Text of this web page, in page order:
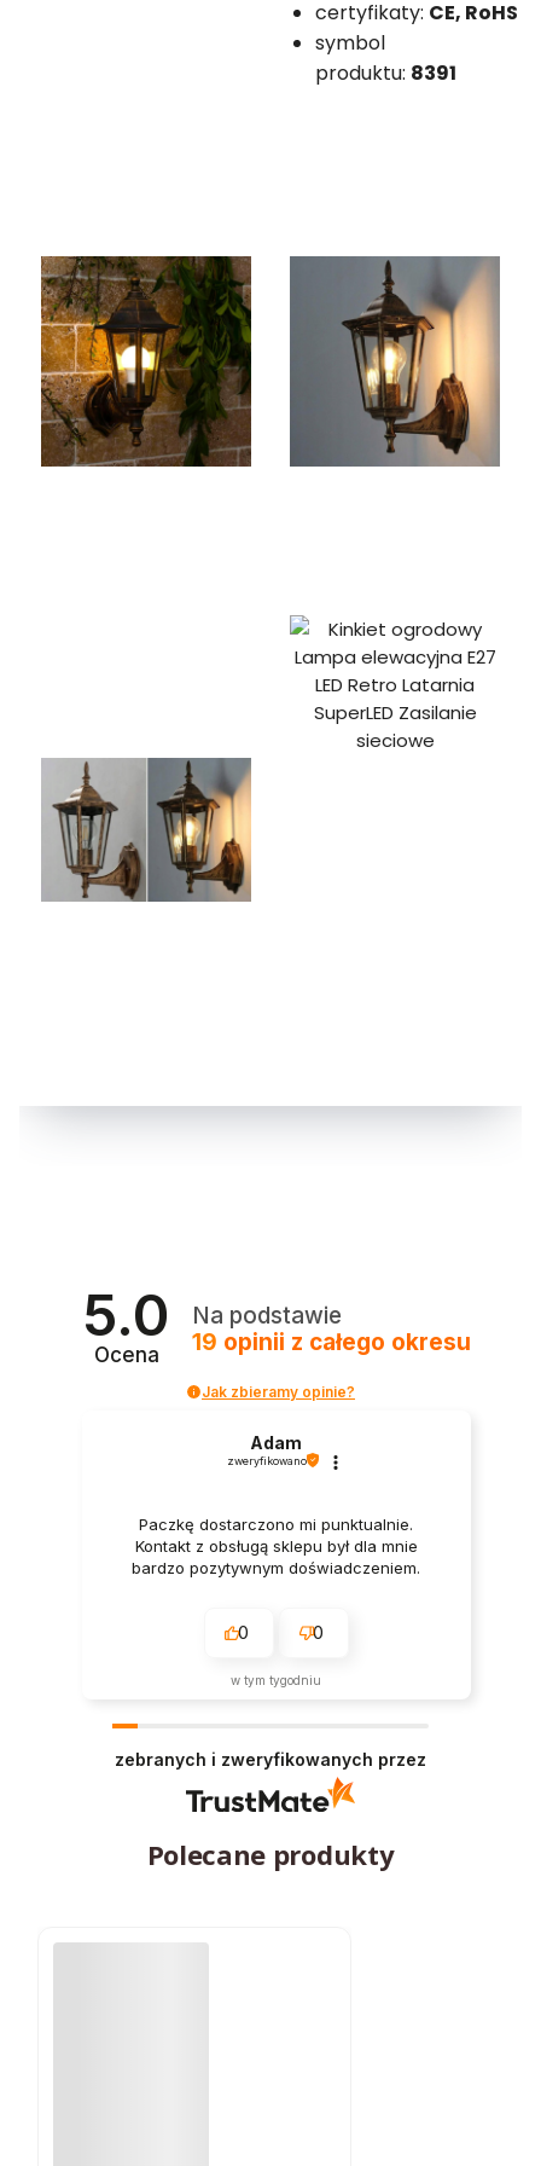
certyfikaty: CE, RoHS
symbol
produktu: 8391
5.0
Ocena
Na podstawie
19 opinii z całego okresu
Jak zbieramy opinie?
Adam
zweryfikowano
Paczkę dostarczono mi punktualnie.
Kontakt z obsługą sklepu był dla mnie
bardzo pozytywnym doświadczeniem.
0 0
w tym tygodniu
zebranych i zweryfikowanych przez
Polecane produkty